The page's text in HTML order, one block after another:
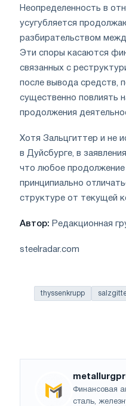
Неопределенность в
усугубляется
разбирательством
Эти споры касаются
связанных с
после вывода средств,
существенно повлиять
продолжения
Хотя Зальцгиттер и не
в Дуйсбурге, в
что любое
принципиально
структуре от текущей
Автор: Редакционная
steelradar.com
thyssenkrupp
Финансовая
сталь,